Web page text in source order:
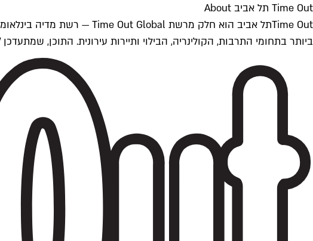
Time Out תל אביב About
ביותר בתחומי התרבות, הקולינריה, הבילוי ותיירות עירונית. התוכן, שמתעדכן 24/7, נכתב ונערך על ידי צוות עיתונאים מקצועי מקומי בישראל, בהתאם לסטנדרטים של Time Out העולמית.